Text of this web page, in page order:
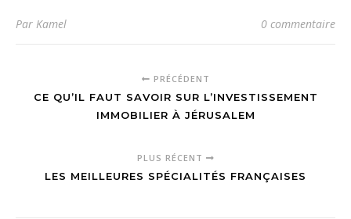
Par Kamel 0 commentaire
PRÉCÉDENT
CE QU’IL FAUT SAVOIR SUR L’INVESTISSEMENT
IMMOBILIER À JÉRUSALEM
PLUS RÉCENT
LES MEILLEURES SPÉCIALITÉS FRANÇAISES